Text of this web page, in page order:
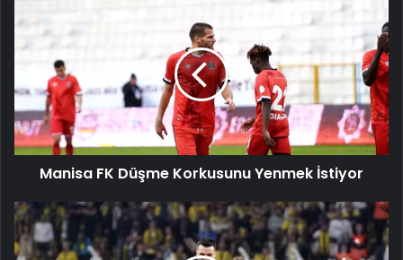
FK
Düşme
Korkusunu
Yenmek
İstiyor
Manisa FK Düşme Korkusunu Yenmek İstiyor
Ziraat
Türkiye
Kupası